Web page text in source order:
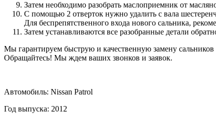
Затем необходимо разобрать маслоприемник от
С помощью 2 отверток нужно удалить с вала
Для беспрепятственного входа нового сальника,
Затем устанавливаются все разобранные детали
Мы гарантируем быструю и качественную замену
Обращайтесь! Мы ждем ваших звонков и заявок.
Автомобиль: Nissan Patrol
Год выпуска: 2012